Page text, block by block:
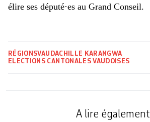
élire ses député·es au Grand Conseil.
RÉGIONSVAUDACHILLE KARANGWA
ELECTIONS CANTONALES VAUDOISES
A lire également